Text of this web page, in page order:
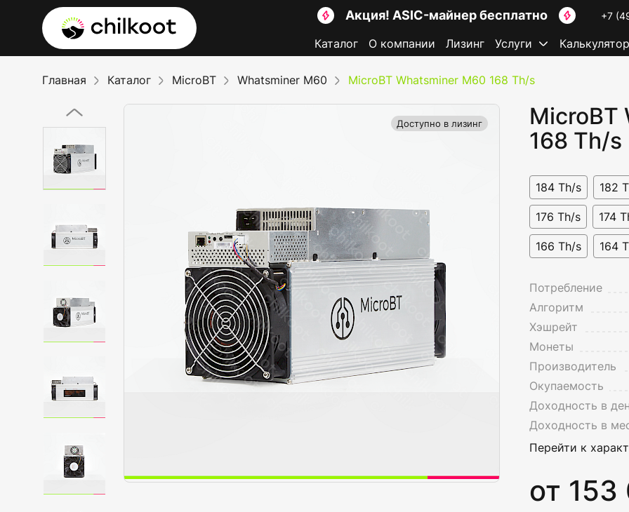
Акция! ASIC-майнер бесплатно +7
Каталог О компании Лизинг Услуги Калькулятор
Главная Каталог MicroBT Whatsminer M60 MicroBT Whatsminer M60 168 Th/s
Доступно в лизинг
MicroBT
168 Th/s
184 Th/s 182
176 Th/s 174
166 Th/s 164
Потребление
Алгоритм
Хэшрейт
Монеты
Производитель
Окупаемость
Доходность в
Доходность в
Перейти к
от